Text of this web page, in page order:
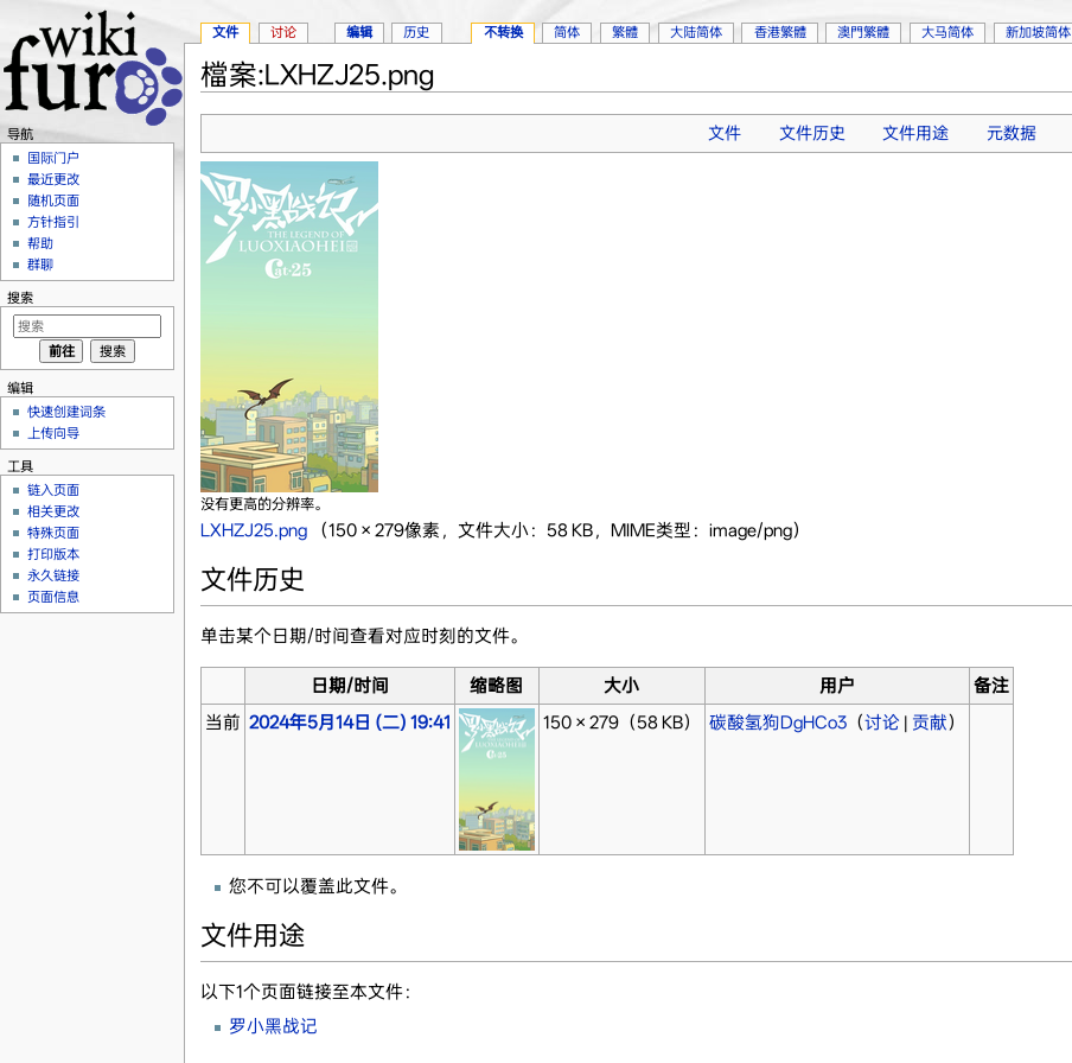
檔案:LXHZJ25.png
文件 文件历史 文件用途 元数据
没有更高的分辨率。
LXHZJ25.png‎ （150 × 279像素，文件大小：58 KB，MIME类型：image/png）
文件历史
单击某个日期/时间查看对应时刻的文件。
日期/时间 缩略图 大小 用户
备注
当前 2024年5月14日 (二) 19:41 150 × 279（58 KB） 碳酸氢狗DgHCo3（讨论| 贡献）
您不可以覆盖此文件。
文件用途
以下1个页面链接至本文件：
罗小黑战记
文件 讨论 编辑 历史 不转换 简体 繁體 大陆简体 香港繁體 澳門繁體 大马简体 新加坡简体
导航
国际门户
最近更改
随机页面
方针指引
帮助
群聊
搜索
编辑
快速创建词条
上传向导
工具
链入页面
相关更改
特殊页面
打印版本
永久链接
页面信息